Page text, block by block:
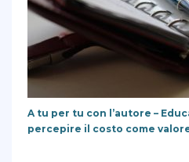
A tu per tu con l’autore –
percepire il costo come